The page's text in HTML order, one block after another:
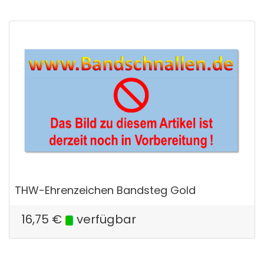
THW-Ehrenzeichen Bandsteg Gold
16,75 € verfügbar